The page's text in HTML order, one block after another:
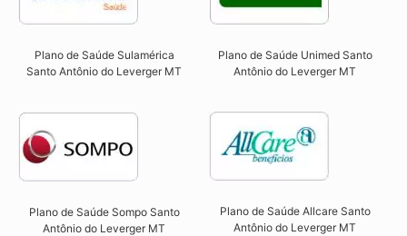
Plano de Saúde Sulamérica
Santo Antônio do Leverger MT
Plano de Saúde Unimed Santo
Antônio do Leverger MT
Plano de Saúde Sompo Santo
Antônio do Leverger MT​
Plano de Saúde Allcare Santo
Antônio do Leverger MT​